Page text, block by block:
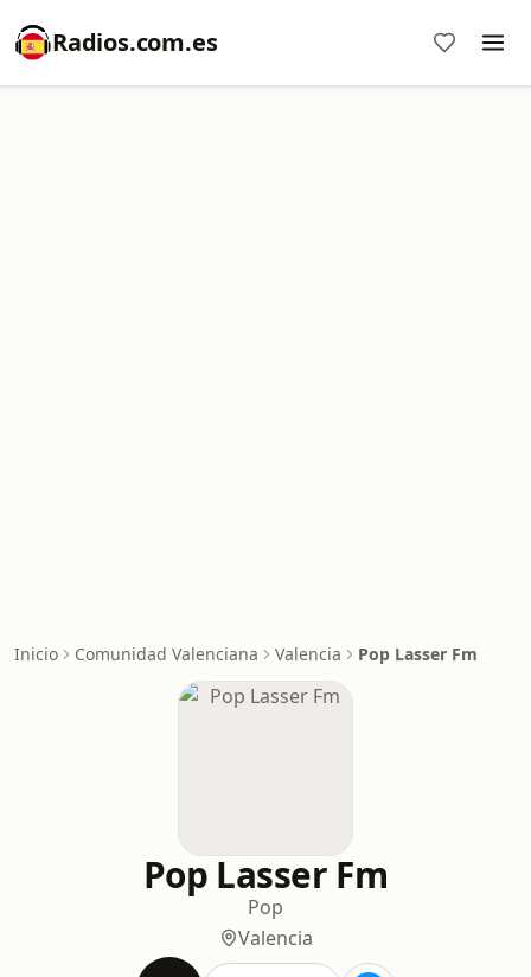
Radios.com.es
Inicio Comunidad Valenciana Valencia Pop Lasser Fm
Pop Lasser Fm
Pop
Valencia